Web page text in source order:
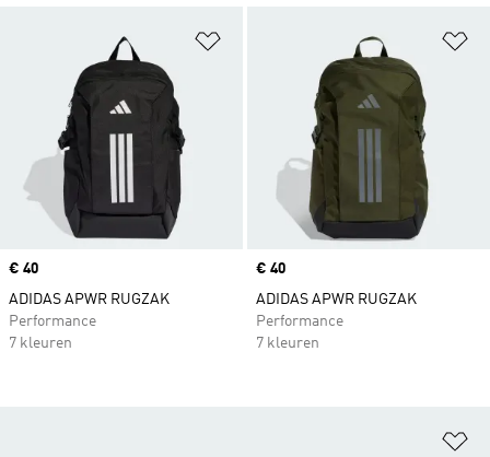
Op verlanglijst zetten
Price
€ 40
ADIDAS APWR RUGZAK
Performance
7 kleuren
Price
€ 40
ADIDAS APWR RUGZAK
Performance
7 kleuren